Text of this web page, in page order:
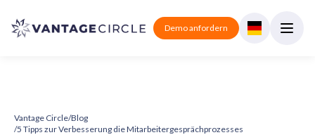
Demo anfordern
Vantage Circle/Blog
/5 Tipps zur Verbesserung die Mitarbeitergesprächprozesses